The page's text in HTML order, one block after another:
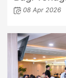
08 Apr 2026